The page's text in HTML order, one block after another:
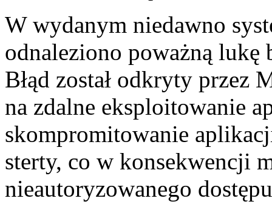
W wydanym niedawno
odnaleziono poważną lukę
Błąd został odkryty przez
na zdalne eksploitowanie
skompromitowanie
sterty, co w konsekwencji
nieautoryzowanego